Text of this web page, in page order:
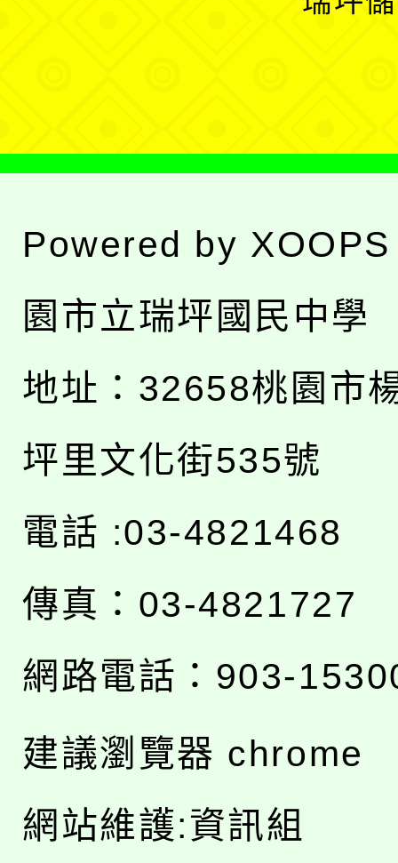
Powered by XOOPS
園市立瑞坪國民中學
地址： 32658桃園市
坪里文化街535號
電話 :03-4821468
傳真：03-4821727
網路電話：903-
建議瀏覽器 chrome
網站維護:資訊組